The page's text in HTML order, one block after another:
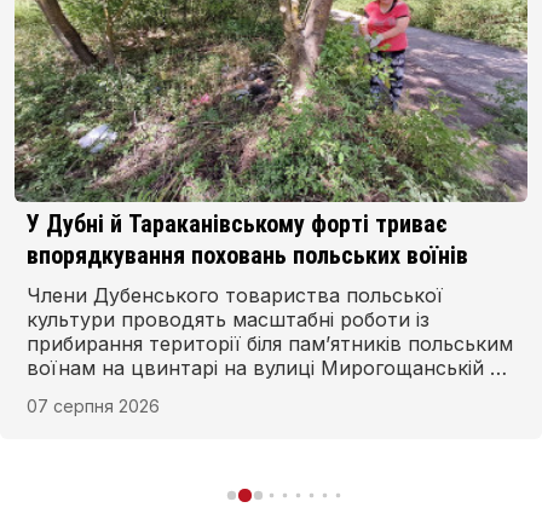
У Дубні й Тараканівському форті триває
впорядкування поховань польських воїнів
Члени Дубенського товариства польської
культури проводять масштабні роботи із
прибирання території біля пам’ятників польським
воїнам на цвинтарі на вулиці Мирогощанській у
07 серпня 2026